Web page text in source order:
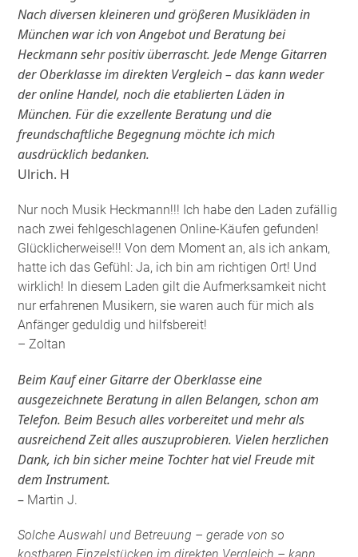
Nach diversen kleineren und größeren Musikläden in
München war ich von Angebot und Beratung bei
Heckmann sehr positiv überrascht. Jede Menge Gitarren
der Oberklasse im direkten Vergleich – das kann weder
der online Handel, noch die etablierten Läden in
München. Für die exzellente Beratung und die
freundschaftliche Begegnung möchte ich mich
ausdrücklich bedanken.
Ulrich. H
Nur noch Musik Heckmann!!! Ich habe den Laden zufällig
nach zwei fehlgeschlagenen Online-Käufen gefunden!
Glücklicherweise!!! Von dem Moment an, als ich ankam,
hatte ich das Gefühl: Ja, ich bin am richtigen Ort! Und
wirklich! In diesem Laden gilt die Aufmerksamkeit nicht
nur erfahrenen Musikern, sie waren auch für mich als
Anfänger geduldig und hilfsbereit!
– Zoltan
Beim Kauf einer Gitarre der Oberklasse eine
ausgezeichnete Beratung in allen Belangen, schon am
Telefon. Beim Besuch alles vorbereitet und mehr als
ausreichend Zeit alles auszuprobieren. Vielen herzlichen
Dank, ich bin sicher meine Tochter hat viel Freude mit
dem Instrument.
– Martin J.
Solche Auswahl und Betreuung – gerade von so